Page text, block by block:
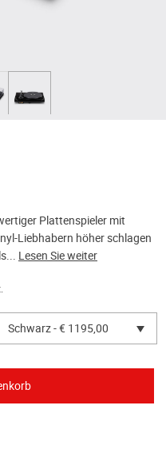
Plattenspieler mit
Liebhabern höher schlagen
Lesen Sie weiter
Schwarz - € 1195,00